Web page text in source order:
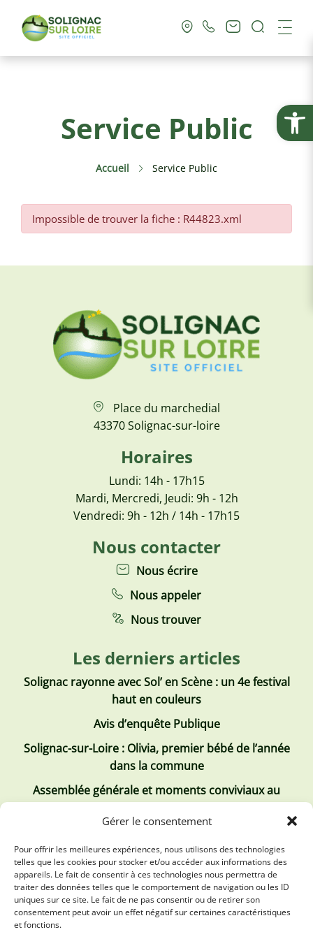
Ouvrir
Gérer le consentement
Pour offrir les meilleures expériences, nous utilisons des technologies
telles que les cookies pour stocker et/ou accéder aux informations des
appareils. Le fait de consentir à ces technologies nous permettra de
traiter des données telles que le comportement de navigation ou les ID
uniques sur ce site. Le fait de ne pas consentir ou de retirer son
consentement peut avoir un effet négatif sur certaines caractéristiques
et fonctions.
Vie Pratique
Culture & Loisirs
Tourisme
Service Public
Accueil Service Public
Impossible de trouver la fiche : R44823.xml
Place du marchedial
43370 Solignac-sur-loire
Horaires
Lundi: 14h - 17h15
Mardi, Mercredi, Jeudi: 9h - 12h
Vendredi: 9h - 12h / 14h - 17h15
Nous contacter
Nous écrire
Nous appeler
Nous trouver
Les derniers articles
Solignac rayonne avec Sol’ en Scène : un 4e festival
haut en couleurs
Avis d’enquête Publique
Solignac-sur-Loire : Olivia, premier bébé de l’année
dans la commune
Assemblée générale et moments conviviaux au
Les derniers comptes rendus
Conseil municipal 2 juillet 2026
Conseil Municipal du 30 avril 2026